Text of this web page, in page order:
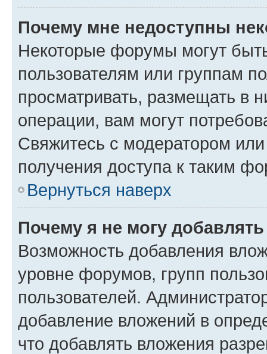
Почему мне недоступны
Некоторые форумы могут
пользователям или группам
просматривать, размещать в
операции, вам могут
Свяжитесь с модератором
получения доступа к таким
Вернуться наверх
Почему я не могу
Возможность добавления
уровне форумов, групп
пользователей.
добавление вложений в
что добавлять вложения